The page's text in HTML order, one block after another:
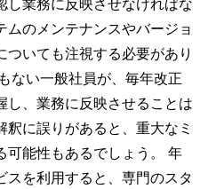
し業務に反映させなければな
ムのメンテナンスやバージョ
ついても注視する必要があり
ない一般社員が、毎年改正
し、業務に反映させることは
に誤りがあると、重大なミ
可能性もあるでしょう。 年
スを利用すると、専門のスタ